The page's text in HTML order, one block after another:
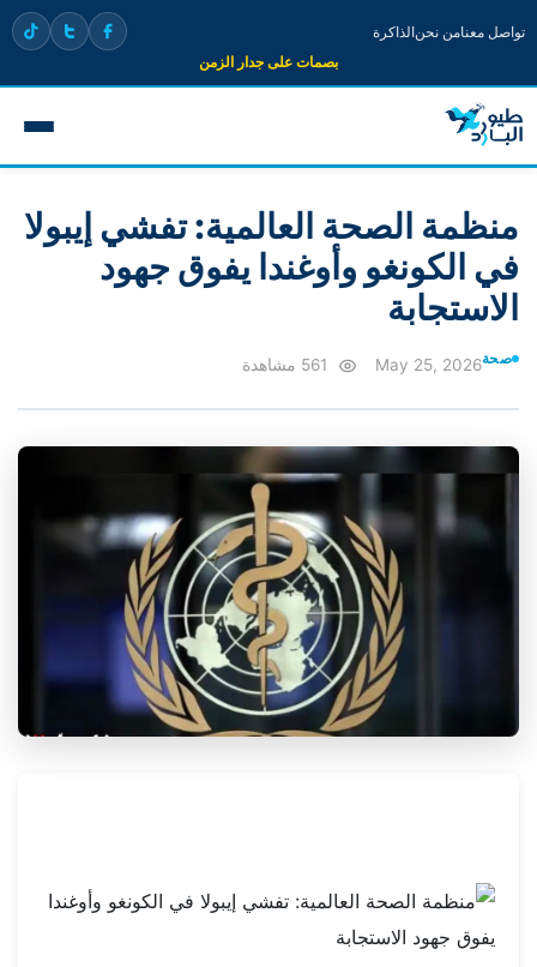
تواصل معنامن نحنالذاكرة
بصمات على جدار الزمن
منظمة الصحة العالمية: تفشي إيبولا
في الكونغو وأوغندا يفوق جهود
الاستجابة
صحةMay 25, 2026